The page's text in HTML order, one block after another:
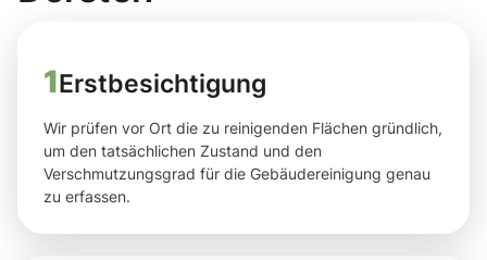
1Erstbesichtigung
Wir prüfen vor Ort die zu reinigenden Flächen gründlich,
um den tatsächlichen Zustand und den
Verschmutzungsgrad für die Gebäudereinigung genau
zu erfassen.